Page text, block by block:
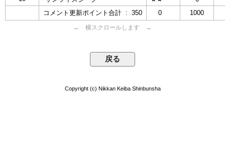
コメント更新ポイント合計 : 350
0 1000
← 横スクロールします →
Copyright (c) Nikkan Keiba Shinbunsha